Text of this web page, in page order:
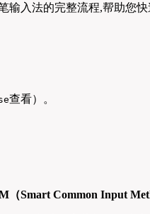
入法的完整流程,帮助您快
查看）。
（Smart Common Input